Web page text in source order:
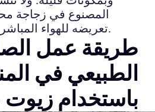
المصنوع في زجاجة
تعريضه للهواء المباشر لتحافظ على جودته.
طريقة عمل
الطبيعي في
باستخدام